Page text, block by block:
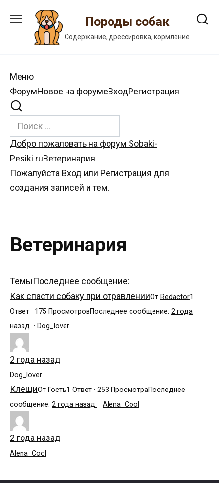
содержанию
Породы собак
Содержание, дрессировка, кормление
Меню
Навигация
Форума
ФорумНовое на форумеВходРегистрация
Форум
breadcrumbs
-
Вы
Добро пожаловать на форум Sobaki-
Pesiki.ruВетеринария
Пожалуйста Вход или Регистрация для
создания записей и тем.
Ветеринария
ТемыПоследнее сообщение:
Как спасти собаку при отравленииОт Redactor1
Ответ · 175 ПросмотровПоследнее сообщение: 2 года
назад · Dog_lover
2 года назад
Dog_lover
КлещиОт Гость1 Ответ · 253 ПросмотраПоследнее
сообщение: 2 года назад · Alena_Cool
2 года назад
Alena_Cool